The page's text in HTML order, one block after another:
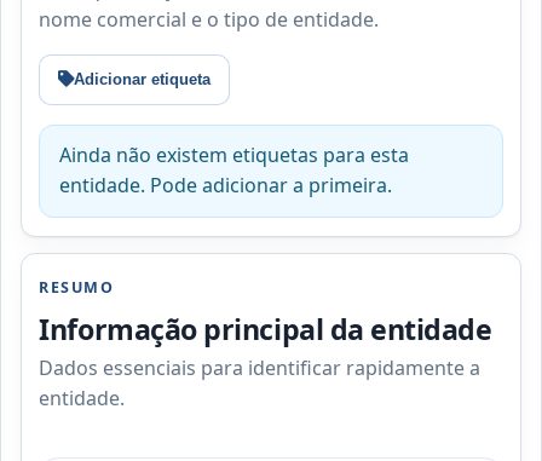
nome comercial e o tipo de entidade.
Adicionar etiqueta
Ainda não existem etiquetas para esta
entidade. Pode adicionar a primeira.
RESUMO
Informação principal da entidade
Dados essenciais para identificar rapidamente a
entidade.